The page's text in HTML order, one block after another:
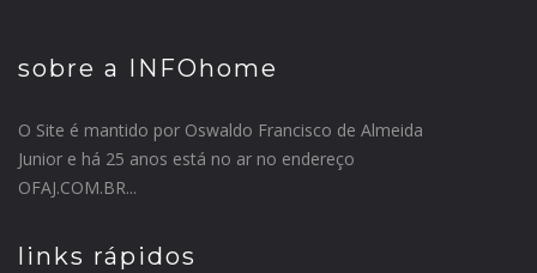
sobre a INFOhome
O Site é mantido por Oswaldo Francisco de Almeida
Junior e há 25 anos está no ar no endereço
OFAJ.COM.BR...
links rápidos